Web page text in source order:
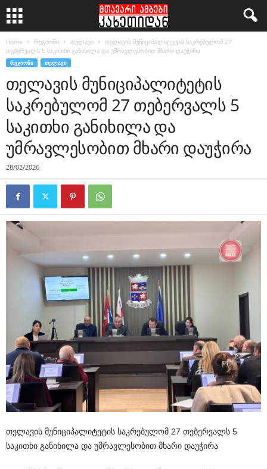
Home რეგიონი თელავი
თელავის მუნიციპალიტეტის საკრებულომ 27
თებერვალს 5 საკითხი განიხილა და უმრავლესობით მხარი დაუჭირა
ᲠᲔᲒᲘᲝᲜᲘ ᲗᲔᲚᲐᲕᲘ
თელავის მუნიციპალიტეტის
საკრებულომ 27 თებერვალს 5
საკითხი განიხილა და
უმრავლესობით მხარი დაუჭირა
28/02/2026
თელავის მუნიციპალიტეტის საკრებულომ 27 თებერვალს 5
საკითხი განიხილა და უმრავლესობით მხარი დაუჭირა